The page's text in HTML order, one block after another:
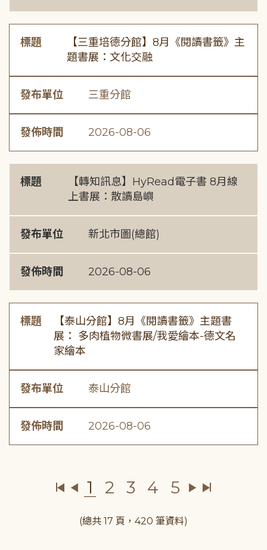
標題
【三重培德分館】8月《閱讀書籤》主
題書展：文化交融
發布單位 三重分館
發佈時間 2026-08-06
標題
【轉知訊息】HyRead電子書 8月線
上書展：散讀島嶼
發布單位 新北市圖(總館)
發佈時間 2026-08-06
標題
【泰山分館】8月《閱讀書籤》主題書
展： 多肉植物微書展/我愛繪本-德文名
家繪本
發布單位 泰山分館
發佈時間 2026-08-06
1 2 3 4 5
(總共 17 頁，420 筆資料)